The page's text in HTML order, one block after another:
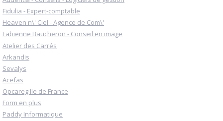
Fidulia - Expert-comptable
Heaven n\' Ciel - Agence de Com\'
Fabienne Baucheron - Conseil en image
Atelier des Carrés
Arkandis
Sevalys
Acefas
Opcareg Ile de France
Form en plus
Paddy Informatique